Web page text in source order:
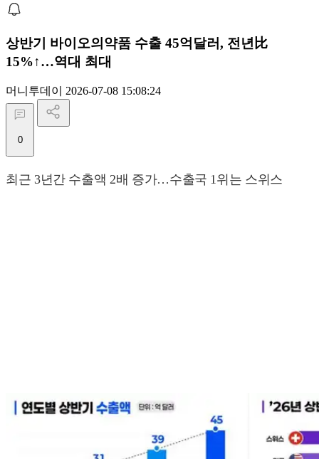
상반기 바이오의약품 수출 45억달러, 전년比
15%↑…역대 최대
머니투데이 2026-07-08 15:08:24
0
최근 3년간 수출액 2배 증가…수출국 1위는 스위스